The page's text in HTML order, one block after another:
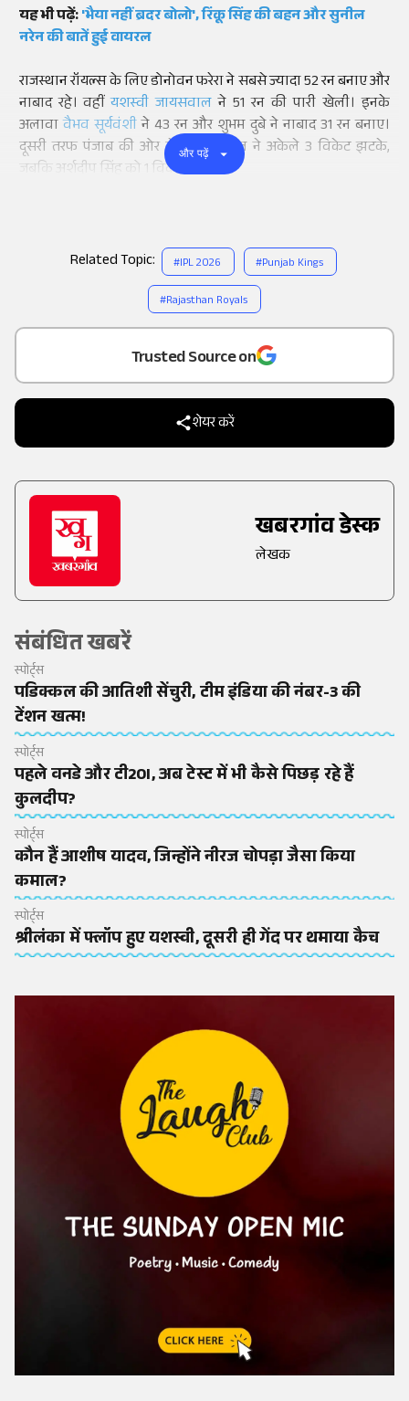
Add
as a
Trusted Source on
शेयर करें
खबरगांव डेस्क
लेखक
संबंधित खबरें
स्पोर्ट्स
पडिक्कल की आतिशी सेंचुरी, टीम इंडिया की नंबर-3 की
टेंशन खत्म!
स्पोर्ट्स
पहले वनडे और टी20I, अब टेस्ट में भी कैसे पिछड़ रहे हैं
कुलदीप?
स्पोर्ट्स
कौन हैं आशीष यादव, जिन्होंने नीरज चोपड़ा जैसा किया
कमाल?
स्पोर्ट्स
श्रीलंका में फ्लॉप हुए यशस्वी, दूसरी ही गेंद पर थमाया कैच
यह भी पढ़ें:'भैया नहीं ब्रदर बोलो', रिंकू सिंह की बहन और सुनील
नरेन की बातें हुई वायरल
राजस्थान रॉयल्स के लिए डोनोवन फरेरा ने सबसे ज्यादा 52 रन बनाए और
नाबाद रहे। वहींयशस्वी जायसवालने 51 रन की पारी खेली। इनके
अलावावैभव सूर्यवंशीने 43 रन और शुभम दुबे ने नाबाद 31 रन बनाए।
दूसरी तरफ पंजाब की ओर से युजवेंद्र चहल ने अकेले 3 विकेट झटके,
जबकि अर्शदीप सिंह को 1 विकेट मिला।
और पढ़ें
Related Topic: #IPL 2026 #Punjab Kings
#Rajasthan Royals